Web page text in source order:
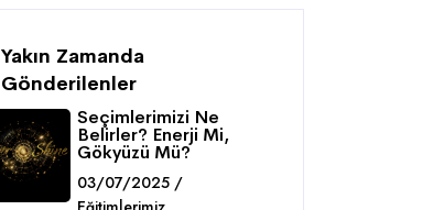
Yakın Zamanda
Gönderilenler
Seçimlerimizi Ne
Belirler? Enerji Mi,
Gökyüzü Mü?
03/07/2025 /